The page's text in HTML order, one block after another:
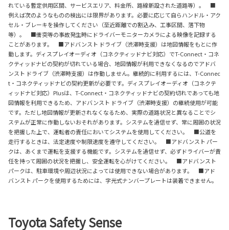
れている暫定供用区間、サービスエリア、料金所、路線新設された道路等）。 ■
例えば次のようなものの検出には限界があります。必要に応じて自らハンドル・アク
セル・ブレーキを操作してください（至近距離での割込み、工事区間、落下物
等）。 ■衝突等の事故発生時にドライバーモニターカメラによる映像を記録する
ことがあります。 ■アドバンスト ドライブ（渋滞時支援）は地図情報をもとに作
動します。ディスプレイオーディオ（コネクティッドナビ対応）でT-Connect・コネ
クティッドナビの契約が切れている場合、地図情報が利用できなくなるのでアドバ
ンスト ドライブ（渋滞時支援）は作動しません。継続的に利用するには、T-Connec
t・コネクティッドナビの契約更新が必要です。ディスプレイオーディオ（コネクテ
ィッドナビ対応）Plusは、T-Connect・コネクティッドナビの契約切れであっても地
図情報を利用できるため、アドバンスト ドライブ（渋滞時支援）の継続使用が可能
です。ただし地図情報が更新されなくなるため、実際の道路状況と異なることでシ
ステムが正常に作動しないおそれがあります。システムを過信せず、常に周囲の状況
を把握した上で、運転者の責任においてシステムを使用してください。 ■公道を
走行するときは、法定速度や制限速度を遵守してください。 ■アドバンスト パー
クは、あくまで運転を支援する機能です。システムを過信せず、必ずドライバーが責
任を持って周囲の状況を把握し、安全運転を心がけてください。 ■アドバンスト
パークは、駐車環境や周辺状況によっては使用できない場合があります。 ■アド
バンスト パークを使用するためには、字光式ナンバープレートは装着できません。
Toyota Safety Sense